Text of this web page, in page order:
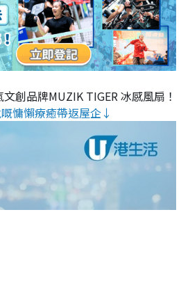
文創品牌MUZIK TIGER 冰感風扇！
慵懶療癒帶返屋企↓